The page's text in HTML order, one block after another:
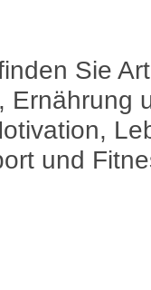
Sie
Ernährung
und